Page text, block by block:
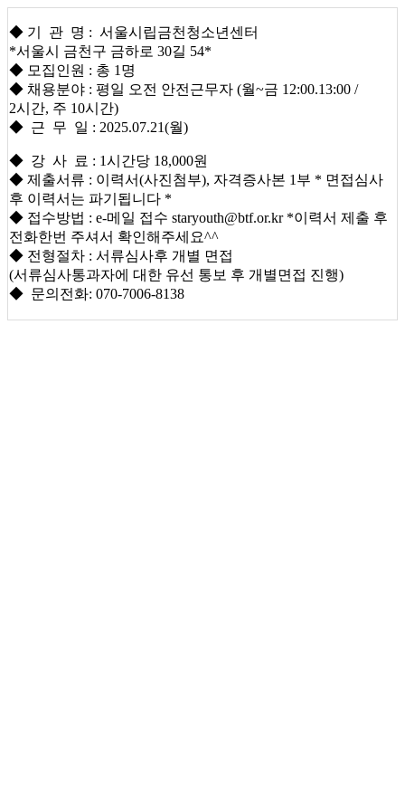
◆ 기 관 명 : 서울시립금천청소년센터
*서울시 금천구 금하로 30길 54*
◆ 모집인원 : 총 1명
◆ 채용분야 : 평일 오전 안전근무자 (월~금 12:00.13:00 /
2시간, 주 10시간)
◆ 근 무 일 : 2025.07.21(월)
◆ 강 사 료 : 1시간당 18,000원
◆ 제출서류 : 이력서(사진첨부), 자격증사본 1부 * 면접심사
후 이력서는 파기됩니다 *
◆ 접수방법 : e-메일 접수 staryouth@btf.or.kr *이력서 제출 후
전화한번 주셔서 확인해주세요^^
◆ 전형절차 : 서류심사후 개별 면접
(서류심사통과자에 대한 유선 통보 후 개별면접 진행)
◆ 문의전화: 070-7006-8138